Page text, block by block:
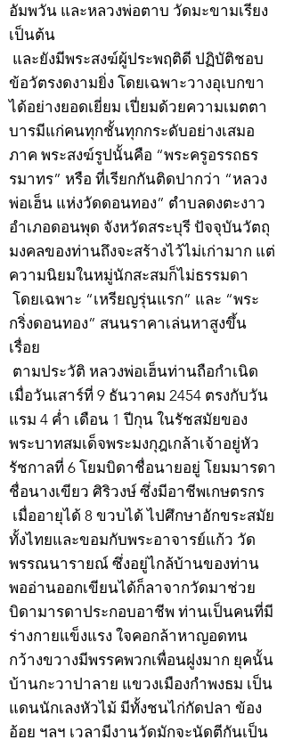
อัมพวัน และหลวงพ่อตาบ วัดมะขามเรียง
เป็นต้น
และยังมีพระสงฆ์ผู้ประพฤติดี ปฏิบัติชอบ
ข้อวัตรงดงามยิ่ง โดยเฉพาะวางอุเบกขา
ได้อย่างยอดเยี่ยม เปี่ยมด้วยความเมตตา
บารมีแก่คนทุกชั้นทุกกระดับอย่างเสมอ
ภาค พระสงฆ์รูปนั้นคือ “พระครูอรรถธร
รมาทร” หรือ ที่เรียกกันติดปากว่า “หลวง
พ่อเฮ็น แห่งวัดดอนทอง” ตำบลดงตะงาว
อำเภอดอนพุด จังหวัดสระบุรี ปัจจุบันวัตถุ
มงคลของท่านถึงจะสร้างไว้ไม่เก่ามาก แต่
ความนิยมในหมู่นักสะสมก็ไม่ธรรมดา
โดยเฉพาะ “เหรียญรุ่นแรก” และ “พระ
กริ่งดอนทอง” สนนราคาเล่นหาสูงขึ้น
เรื่อย
ตามประวัติ หลวงพ่อเฮ็นท่านถือกำเนิด
เมื่อวันเสาร์ที่ 9 ธันวาคม 2454 ตรงกับวัน
แรม 4 ค่ำ เดือน 1 ปีกุน ในรัชสมัยของ
พระบาทสมเด็จพระมงกุฎเกล้าเจ้าอยู่หัว
รัชกาลที่ 6 โยมบิดาชื่อนายอยู่ โยมมารดา
ชื่อนางเขียว ศิริวงษ์ ซึ่งมีอาชีพเกษตรกร
เมื่ออายุได้ 8 ขวบได้ ไปศึกษาอักขระสมัย
ทั้งไทยและขอมกับพระอาจารย์แก้ว วัด
พรรณนารายณ์ ซึ่งอยู่ไกล้บ้านของท่าน
พออ่านออกเขียนได้ก็ลาจากวัดมาช่วย
บิดามารดาประกอบอาชีพ ท่านเป็นคนที่มี
ร่างกายแข็งแรง ใจคอกล้าหาญอดทน
กว้างขวางมีพรรคพวกเพื่อนฝูงมาก ยุคนั้น
บ้านกะวาปาลาย แขวงเมืองกำพงธม เป็น
แดนนักเลงหัวไม้ มีทั้งชนไก่กัดปลา ข้อง
อ้อย ฯลฯ เวลามีงานวัดมักจะนัดตีกันเป็น